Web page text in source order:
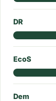
DR
EcoS
Dem